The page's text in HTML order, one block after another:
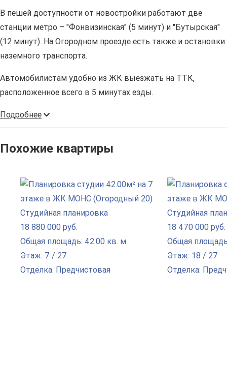
В пешей доступности от новостройки работают две
станции метро – "Фонвизинская" (5 минут) и "Бутырская"
(12 минут). На Огородном проезде есть также и остановки
наземного транспорта.
Автомобилистам удобно из ЖК выезжать на ТТК,
расположенное всего в 5 минутах езды.
Подробнее
Похожие квартиры
Студийная планировка
18 880 000 руб.
Общая площадь: 42.00 кв. м
Этаж: 7 / 27
Отделка: Предчистовая
Студийная
18 470 000 руб.
Общая
Этаж: 18 / 27
Отделка: